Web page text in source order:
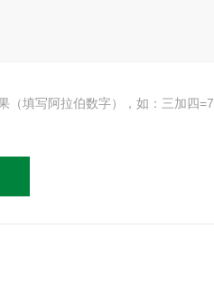
（填写阿拉伯数字），如：三加四=7